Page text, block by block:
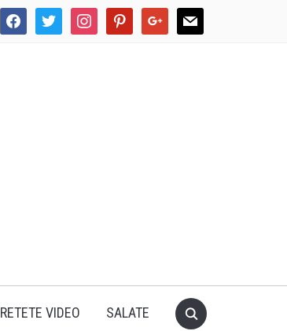
facebooktwitter instagrampinterestgoogle mail
RETETE VIDEO SALATE